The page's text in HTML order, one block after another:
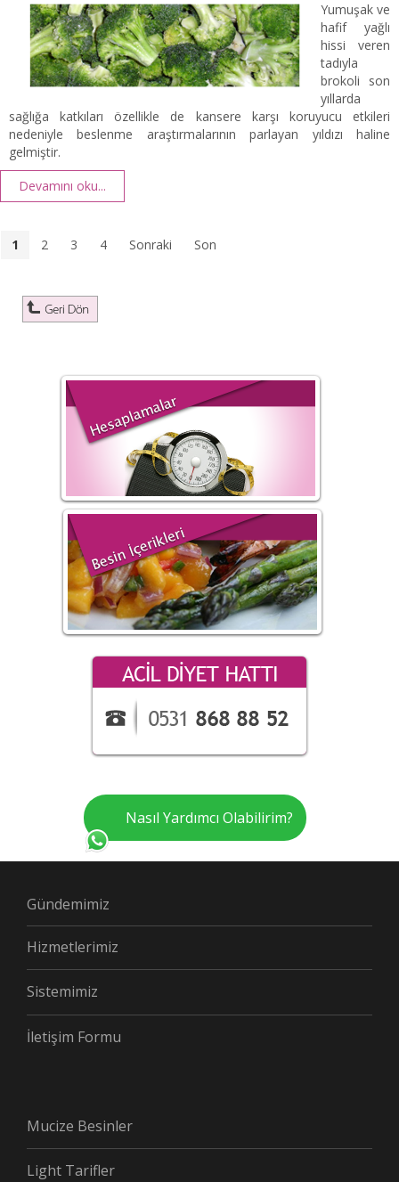
Yumuşak ve
hafif yağlı
hissi veren
tadıyla
brokoli son
yıllarda
sağlığa katkıları özellikle de kansere karşı koruyucu etkileri
nedeniyle beslenme araştırmalarının parlayan yıldızı haline
gelmiştir.
Devamını oku...
1 2 3 4 Sonraki Son
Nasıl Yardımcı Olabilirim?
Gündemimiz
Hizmetlerimiz
Sistemimiz
İletişim Formu
Mucize Besinler
Light Tarifler